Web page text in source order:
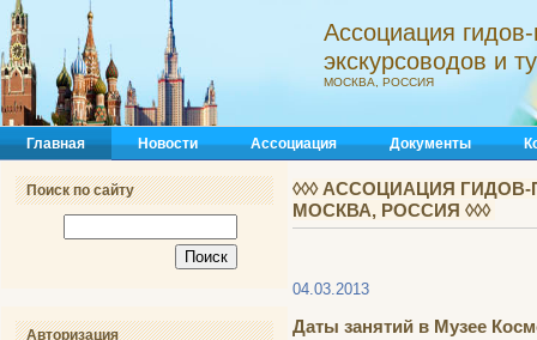
Ассоциация
экскурсоводов и
МОСКВА, РОССИЯ
Главная Новости Ассоциация Документы
Поиск по сайту
Авторизация
◊◊◊ АССОЦИАЦИЯ
МОСКВА, РОССИЯ ◊◊◊
04.03.2013
Даты занятий в Музее